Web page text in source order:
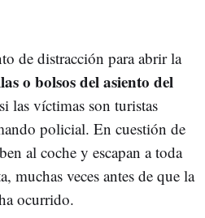
de distracción para abrir la
o bolsos del asiento del
las víctimas son turistas
policial. En cuestión de
al coche y escapan a toda
muchas veces antes de que la
ocurrido.